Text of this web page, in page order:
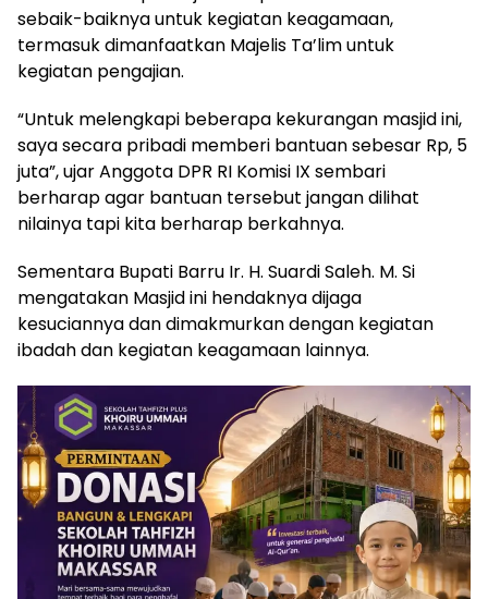
sebaik-baiknya untuk kegiatan keagamaan,
termasuk dimanfaatkan Majelis Ta’lim untuk
kegiatan pengajian.
“Untuk melengkapi beberapa kekurangan masjid ini,
saya secara pribadi memberi bantuan sebesar Rp, 5
juta”, ujar Anggota DPR RI Komisi IX sembari
berharap agar bantuan tersebut jangan dilihat
nilainya tapi kita berharap berkahnya.
Sementara Bupati Barru Ir. H. Suardi Saleh. M. Si
mengatakan Masjid ini hendaknya dijaga
kesuciannya dan dimakmurkan dengan kegiatan
ibadah dan kegiatan keagamaan lainnya.